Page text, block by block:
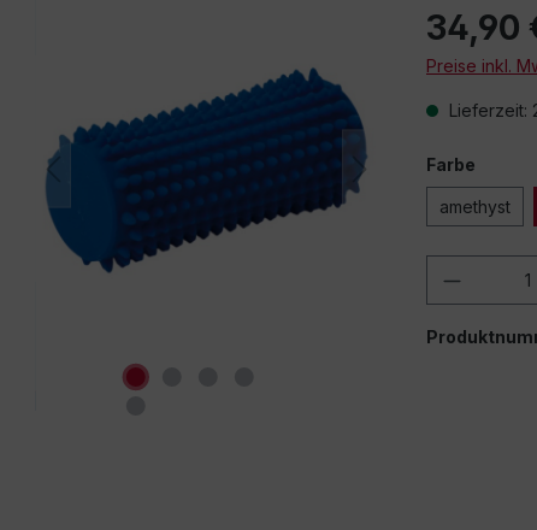
Beim
Videos
Drittanbieter
34,90
Preise inkl.
Lieferzeit:
Farbe
amethyst